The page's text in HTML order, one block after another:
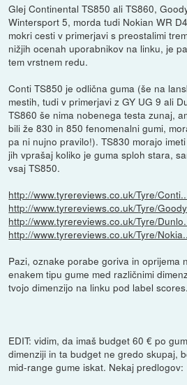
Glej Continental TS850 ali TS860,
Wintersport 5, morda tudi Nokian WR
mokri cesti v primerjavi s preostalimi
nižjih ocenah uporabnikov na linku, je
tem vrstnem redu.
Conti TS850 je odlična guma (še na
mestih, tudi v primerjavi z GY UG 9 ali
TS860 še nima nobenega testa zunaj,
bili že 830 in 850 fenomenalni gumi,
pa ni nujno pravilo!). TS830 morajo
jih vprašaj koliko je guma sploh stara,
vsaj TS850.
http://www.tyrereviews.co.uk/Tyre/
http://www.tyrereviews.co.uk/Tyre/
http://www.tyrereviews.co.uk/Tyre/
http://www.tyrereviews.co.uk/Tyre/
Pazi, oznake porabe goriva in oprijema
enakem tipu gume med različnimi
tvojo dimenzijo na linku pod label scores.
EDIT: vidim, da imaš budget 60 € po
dimenziji in ta budget ne gredo skupaj,
mid-range gume iskat. Nekaj predlogov: